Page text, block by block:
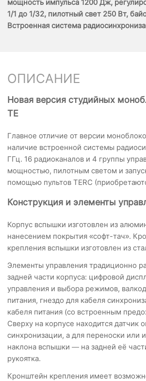
мощность импульса 1200 Дж,
1/1 до 1/32, пилотный свет 250 Вт,
Встроенная система
ОПИСАНИЕ
Новая версия студийных
TE
Главное отличие от версии
наличие встроенной системы
ГГц. 16 радиоканалов и 4 группы
мощностью, пилотным светом и
помощью пультов TERC
Конструкция и элементы
Корпус вспышки изготовлен из
нанесением покрытия «софт-тач».
крепления вспышки изготовлен из
Элементы управления традиционно
задней части корпуса: цифровой
управления и выбора режимов,
питания, гнездо для кабеля
кабеля питания (со встроенным
Сверху на корпусе находится датчик
синхронизации, а для переноски или
наклона вспышки — на задней её
рукоятка.
Кронштейн крепления имеет